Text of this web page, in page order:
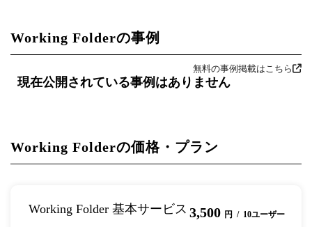
Working Folderの事例
無料の事例掲載はこちら
現在公開されている事例はありません
Working Folderの価格・プラン
Working Folder 基本サービス 3,500 円 / 10ユーザー